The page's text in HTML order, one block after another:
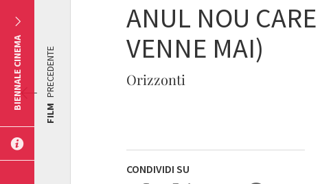
ANUL NOU
VENNE MAI)
Orizzonti
CONDIVIDI SU
FILM
PRECEDENTE
BIENNALE CINEMA